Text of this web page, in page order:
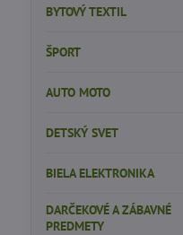
BYTOVÝ TEXTIL
ŠPORT
AUTO MOTO
DETSKÝ SVET
BIELA ELEKTRONIKA
DARČEKOVÉ A ZÁBAVNÉ
PREDMETY